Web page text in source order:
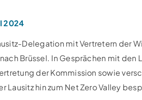
2024
Delegation mit Vertretern der
Brüssel. In Gesprächen mit
der Kommission sowie
Lausitz hin zum Net Zero Valley